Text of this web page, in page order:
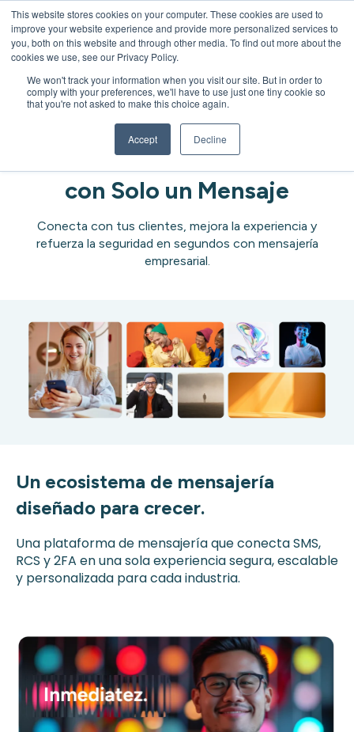
This website stores cookies on your computer. These cookies are used to
improve your website experience and provide more personalized services to
you, both on this website and through other media. To find out more about the
cookies we use, see our Privacy Policy.
We won't track your information when you visit our site. But in order to
comply with your preferences, we'll have to use just one tiny cookie so
that you're not asked to make this choice again.
Accept Decline
Mensajería
Impacta, Fideliza & Protege
con Solo un Mensaje
Conecta con tus clientes, mejora la experiencia y
refuerza la seguridad en segundos con mensajería
empresarial.
Un ecosistema de mensajería
diseñado para crecer.
Una plataforma de mensajería que conecta SMS,
RCS y 2FA en una sola experiencia segura, escalable
y personalizada para cada industria.